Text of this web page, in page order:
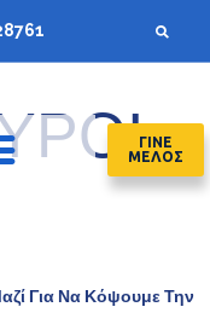
ΓΙΝΕ
ΜΕΛΟΣ
Για Να Κόψουμε Την